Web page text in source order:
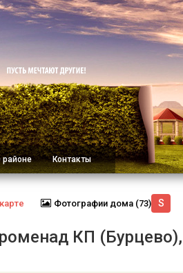
районе Контакты
Фотографии дома (73): S
КП (Бурцево),